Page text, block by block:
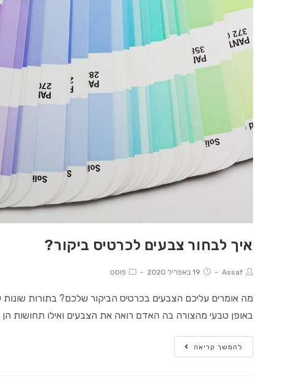
איך לבחור צבעים לכרטיס ביקור?
Post
Assaf
Post19 באפריל 2020
Postפוסט
מה אומרים עליכם הצבעים בכרטיס הביקור שלכם? בתורות
באופן טבעי מהצורה בה האדם רואה את הצבעים ואילו תחושות
להמשך קריאה